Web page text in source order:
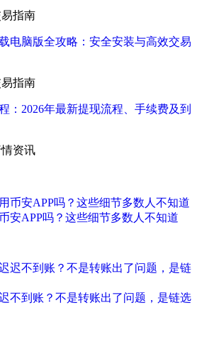
指南
电脑版全攻略：安全安装与高效交易
指南
：2026年最新提现流程、手续费及到
资讯
安APP吗？这些细节多数人不知道
不到账？不是转账出了问题，是链选